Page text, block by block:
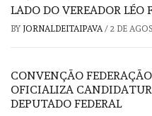
LADO DO VEREADOR LÉO
BY JORNALDEITAIPAVA/ 2 DE
CONVENÇÃO
OFICIALIZA
DEPUTADO FEDERAL